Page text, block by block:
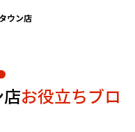
ウン店
お役立ちブロ